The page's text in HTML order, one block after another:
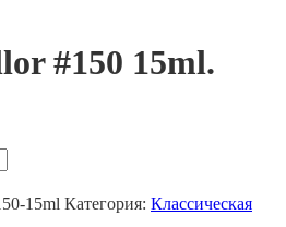
#150 15ml.
15ml Категория: Классическая